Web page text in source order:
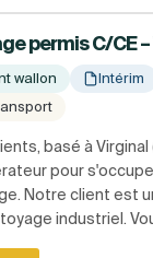
permis C/CE
wallon
Intérim
basé à
pour
Notre client est
industriel.